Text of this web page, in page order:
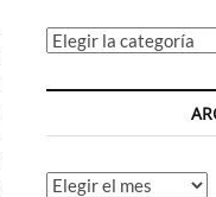
Categorías
Archivos